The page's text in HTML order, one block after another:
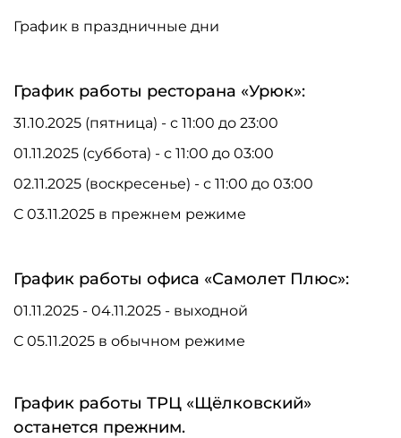
График в праздничные дни
График работы ресторана «Урюк»:
31.10.2025 (пятница) - с 11:00 до 23:00
01.11.2025 (суббота) - с 11:00 до 03:00
02.11.2025 (воскресенье) - с 11:00 до 03:00
С 03.11.2025 в прежнем режиме
График работы офиса «Самолет Плюс»:
01.11.2025 - 04.11.2025 - выходной
С 05.11.2025 в обычном режиме
График работы ТРЦ «Щёлковский»
останется прежним.